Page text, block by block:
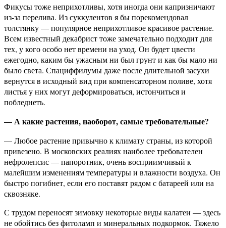
Фикусы тоже неприхотливы, хотя иногда они капризничают
из-за перелива. Из суккулентов я бы порекомендовал
толстянку — популярное неприхотливое красивое растение.
Всем известный декабрист тоже замечательно подходит для
тех, у кого особо нет времени на уход. Он будет цвести
ежегодно, каким бы ужасным ни был грунт и как бы мало ни
было света. Спациффилумы даже после длительной засухи
вернутся в исходный вид при компенсаторном поливе, хотя
листья у них могут деформироваться, истончиться и
побледнеть.
— А какие растения, наоборот, самые требовательные?
— Любое растение привычно к климату страны, из которой
привезено. В московских реалиях наиболее требователен
нефролепсис — папоротник, очень восприимчивый к
малейшим изменениям температуры и влажности воздуха. Он
быстро погибнет, если его поставят рядом с батареей или на
сквозняке.
С трудом переносят зимовку некоторые виды калатеи — здесь
не обойтись без фитоламп и минеральных подкормок. Тяжело